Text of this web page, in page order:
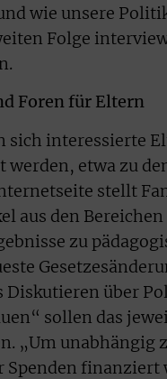
wie unsere
Folge
Foren für Eltern
interessierte
etwa zu
stellt
aus den
zu
Diskutieren über
sollen das
„Um unabhängig
Spenden finanziert